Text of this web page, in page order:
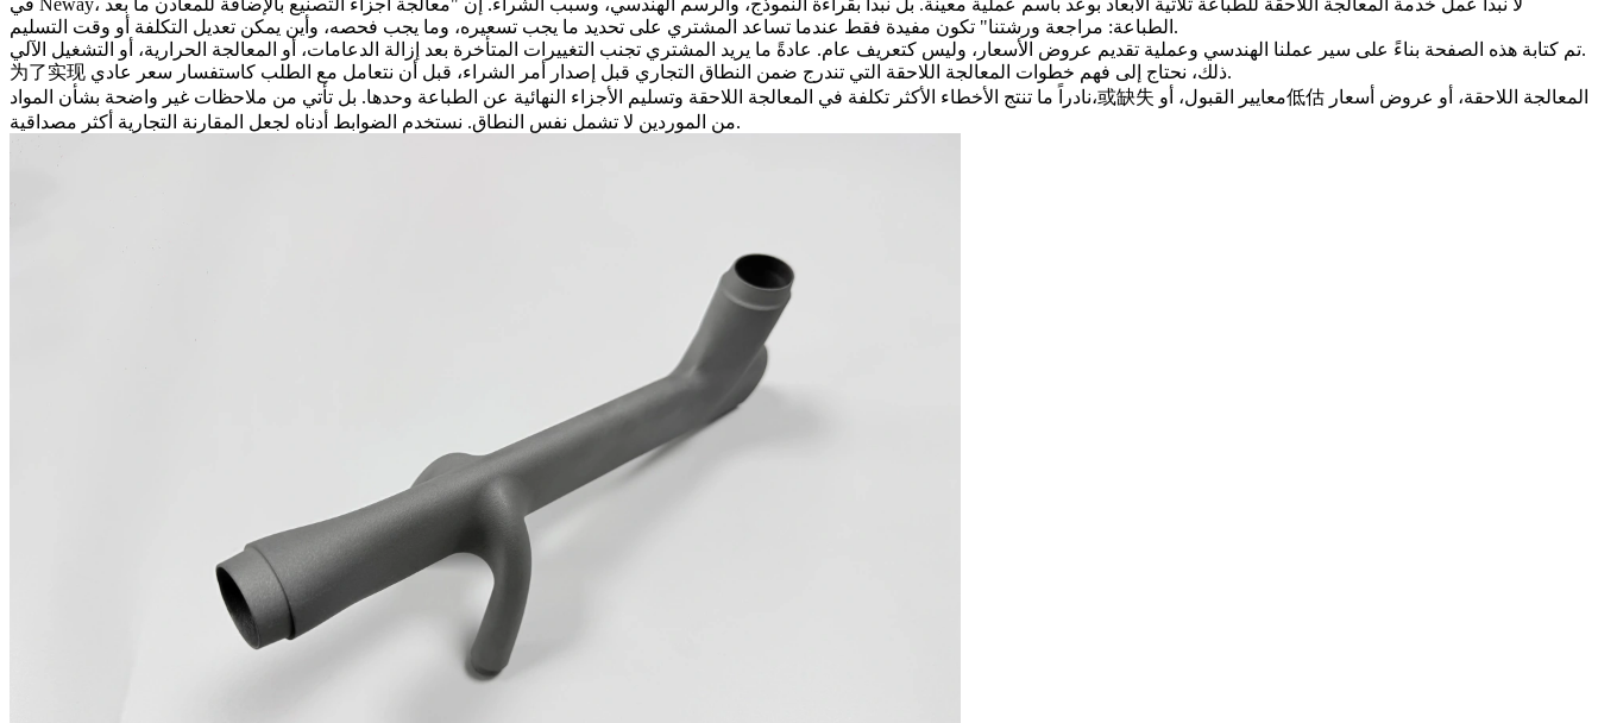
الطباعة: مراجعة ورشتنا" تكون مفيدة فقط عندما تساعد المشتري على تحديد ما يجب تسعيره، وما يجب فحصه، وأين يمكن تعديل التكلفة أو وقت التسليم.
تم كتابة هذه الصفحة بناءً على سير عملنا الهندسي وعملية تقديم عروض الأسعار، وليس كتعريف عام. عادةً ما يريد المشتري تجنب التغييرات المتأخرة بعد إزالة الدعامات، أو المعالجة الحرارية، أو التشغيل الآلي.
为了实现 ذلك، نحتاج إلى فهم خطوات المعالجة اللاحقة التي تندرج ضمن النطاق التجاري قبل إصدار أمر الشراء، قبل أن نتعامل مع الطلب كاستفسار سعر عادي.
نادراً ما تنتج الأخطاء الأكثر تكلفة في المعالجة اللاحقة وتسليم الأجزاء النهائية عن الطباعة وحدها. بل تأتي من ملاحظات غير واضحة بشأن المواد،或缺失 معايير القبول، أو低估 المعالجة اللاحقة، أو عروض أسعار
من الموردين لا تشمل نفس النطاق. نستخدم الضوابط أدناه لجعل المقارنة التجارية أكثر مصداقية.